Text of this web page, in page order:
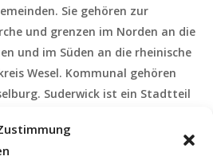
Sie gehören zur
und grenzen im Norden an die
und im Süden an die rheinische
Wesel. Kommunal gehören
Suderwick ist ein Stadtteil
und Westfalen war, gehören die
Isselburg zum Rheinland, die